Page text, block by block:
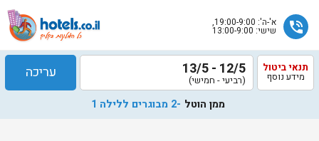
phone_in_talk א'-ה': 19:00-9:00,
שישי: 13:00-9:00
תנאי ביטול
מידע נוסף 12/5 - 13/5
(רביעי - חמישי) עריכה
ממן הוטל -2 מבוגרים ללילה 1